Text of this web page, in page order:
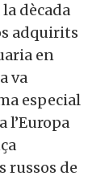
la dècada
adquirits
en
va
especial
l’Europa
russos de